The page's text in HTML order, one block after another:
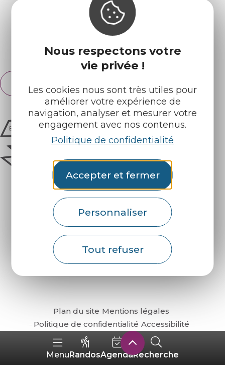
Nous respectons votre
vie privée !
Les cookies nous sont très utiles pour
améliorer votre expérience de
navigation, analyser et mesurer votre
engagement avec nos contenus.
Politique de confidentialité
Accepter et fermer
Personnaliser
Tout refuser
MenuRandosAgendaRecherche
Retrouvez-nous sur :
Espace pro Partenaires
Français
English
Comment venir ?
Plan du site Mentions légales
Politique de confidentialité Accessibilité